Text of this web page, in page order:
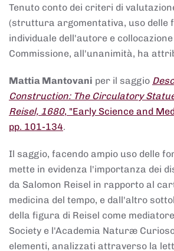
Tenuto conto dei criteri di
(struttura argomentativa, uso delle
individuale dell'autore e
Commissione, all'unanimità, ha
Mattia Mantovani per il saggio
Construction: The Circulatory
Reisel, 1680, "Early Science and
pp. 101-134.
Il saggio, facendo ampio uso delle
mette in evidenza l'importanza dei
da Salomon Reisel in rapporto al
medicina del tempo, e dall'altro
della figura di Reisel come
Society e l'Academia Naturæ
elementi, analizzati attraverso la